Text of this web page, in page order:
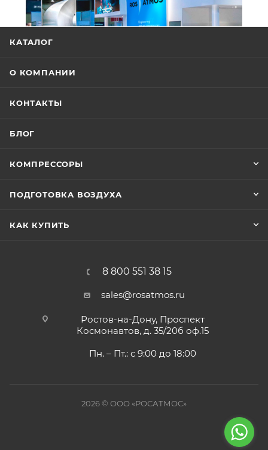
КАТАЛОГ
О КОМПАНИИ
КОНТАКТЫ
БЛОГ
КОМПРЕССОРЫ
ПОДГОТОВКА ВОЗДУХА
КАК КУПИТЬ
8 800 551 38 15
sales@rosatmos.ru
Ростов-на-Дону, Проспект
Космонавтов, д. 35/20б оф.15
Пн. – Пт.: с 9:00 до 18:00
2026 © ООО «РОСАТМОС»